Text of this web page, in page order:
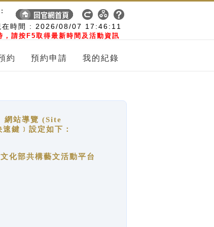
在時間 : 2026/08/07 17:46:12
，請按F5取得最新時間及活動資訊
約 預約申請 我的紀錄
網站導覽 (Site
鍵﹞設定如下：
部共構藝文活動平台